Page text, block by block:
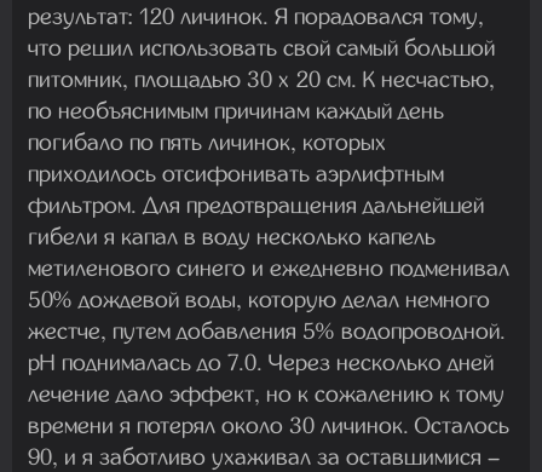
результат: 120 личинок. Я порадовался тому,
что решил использовать свой самый большой
питомник, площадью 30 х 20 см. К несчастью,
по необъяснимым причинам каждый день
погибало по пять личинок, которых
приходилось отсифонивать аэрлифтным
фильтром. Для предотвращения дальнейшей
гибели я капал в воду несколько капель
метиленового синего и ежедневно подменивал
50% дождевой воды, которую делал немного
жестче, путем добавления 5% водопроводной.
pH поднималась до 7.0. Через несколько дней
лечение дало эффект, но к сожалению к тому
времени я потерял около 30 личинок. Осталось
90, и я заботливо ухаживал за оставшимися –